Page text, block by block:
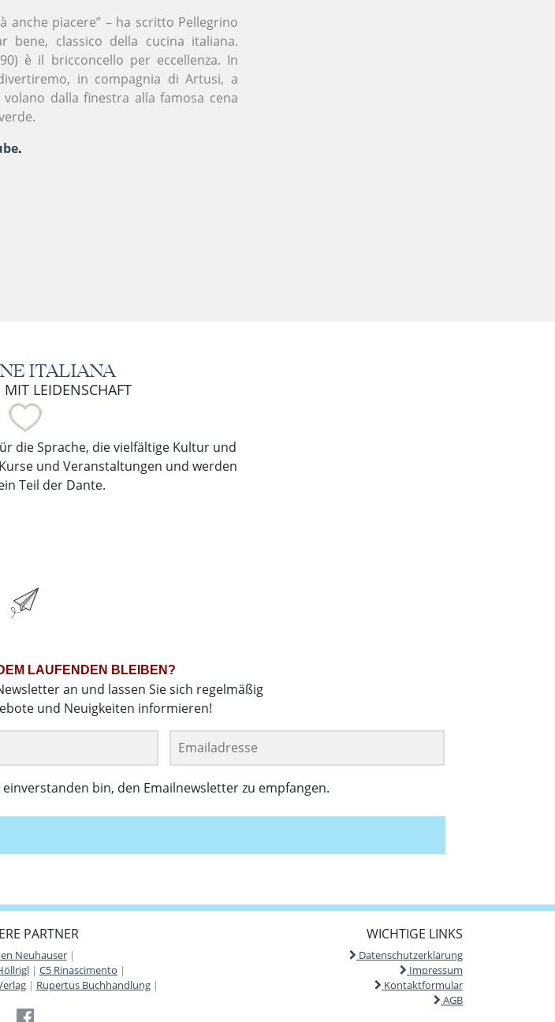
anche piacere” – ha scritto Pellegrino
bene, classico della cucina italiana.
è il bricconcello per eccellenza. In
in compagnia di Artusi, a
dalla finestra alla famosa cena
.
ITALIANA
LEIDENSCHAFT
die Sprache, die vielfältige Kultur und
und Veranstaltungen und werden
Teil der Dante.
LAUFENDEN BLEIBEN?
an und lassen Sie sich regelmäßig
und Neuigkeiten informieren!
bin, den Emailnewsletter zu empfangen.
PARTNER
Neuhauser|
| C5 Rinascimento |
| Rupertus Buchhandlung|
WICHTIGE LINKS
Datenschutzerklärung
Impressum
Kontaktformular
AGB